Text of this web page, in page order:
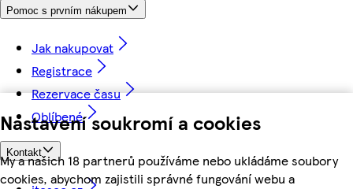
Nastavení soukromí a cookies
My a našich 18 partnerů používáme nebo ukládáme soubory
cookies, abychom zajistili správné fungování webu a
Pomoc s prvním nákupem
Jak nakupovat
Registrace
Rezervace času
Oblíbené
Kontakt